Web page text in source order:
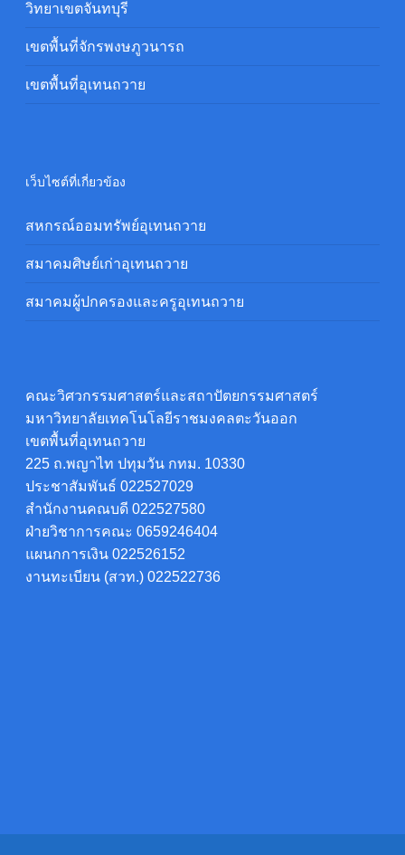
วิทยาเขตจันทบุรี
เขตพื้นที่จักรพงษภูวนารถ
เขตพื้นที่อุเทนถวาย
เว็บไซต์ที่เกี่ยวข้อง
สหกรณ์ออมทรัพย์อุเทนถวาย
สมาคมศิษย์เก่าอุเทนถวาย
สมาคมผู้ปกครองและครูอุเทนถวาย
คณะวิศวกรรมศาสตร์และสถาปัตยกรรมศาสตร์
มหาวิทยาลัยเทคโนโลยีราชมงคลตะวันออก
เขตพื้นที่อุเทนถวาย
225 ถ.พญาไท ปทุมวัน กทม. 10330
ประชาสัมพันธ์ 022527029
สำนักงานคณบดี 022527580
ฝ่ายวิชาการคณะ 0659246404
แผนกการเงิน 022526152
งานทะเบียน (สวท.) 022522736